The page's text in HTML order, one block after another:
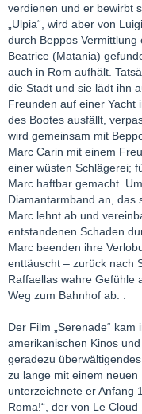
verdienen und er bewirbt
„Ulpia“, wird aber von
durch Beppos Vermittlung
Beatrice (Matania)
auch in Rom aufhält.
die Stadt und sie lädt ihn
Freunden auf einer Yacht
des Bootes ausfällt,
wird gemeinsam mit
Marc Carin mit einem
einer wüsten Schlägerei;
Marc haftbar gemacht.
Diamantarmband an, das
Marc lehnt ab und
entstandenen Schaden
Marc beenden ihre
enttäuscht – zurück nach
Raffaellas wahre Gefühle
Weg zum Bahnhof ab. .
Der Film „Serenade“
amerikanischen Kinos
geradezu
zu lange mit einem neuen
unterzeichnete er Anfang
Roma!“, der von Le